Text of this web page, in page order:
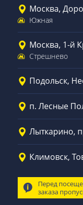
Москва,
Южная
Москва, 1-й
Стрешнево
Подольск,
п. Лесные
Лыткарино,
Климовск,
Перед
заказа